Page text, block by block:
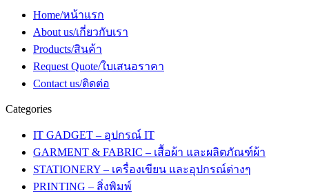
Home/หน้าแรก
About us/เกี่ยวกับเรา
Products/สินค้า
Request Quote/ใบเสนอราคา
Contact us/ติดต่อ
Categories
IT GADGET – อุปกรณ์ IT
GARMENT & FABRIC – เสื้อผ้า และผลิตภัณฑ์ผ้า
STATIONERY – เครื่องเขียน และอุปกรณ์ต่างๆ
PRINTING – สิ่งพิมพ์